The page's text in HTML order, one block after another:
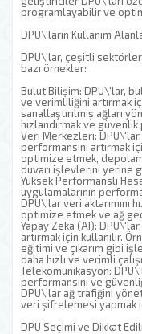
programlayabilir ve
DPU\'ların Kullanım
DPU\'lar, çeşitli
bazı örnekler:
Bulut Bilişim: DPU\'lar,
ve verimliliğini artırmak
sanallaştırılmış ağları
hızlandırmak ve
Veri Merkezleri:
performansını artırmak
optimize etmek,
duvarı işlevlerini yerine
Yüksek Performanslı
uygulamalarının
DPU\'lar veri aktarımını
optimize etmek ve ağ
Yapay Zeka (AI):
artırmak için kullanılır.
eğitimi ve çıkarım gibi
daha hızlı ve verimli
Telekomünikasyon:
performansını ve
DPU\'lar ağ trafiğini
veri şifrelemesi yapmak
DPU Seçimi ve Dikkat